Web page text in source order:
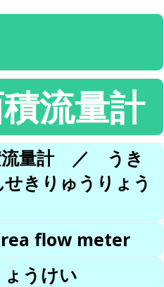
流量計
流量計 ／ うき
きりゅうりょう
flow meter
うけい